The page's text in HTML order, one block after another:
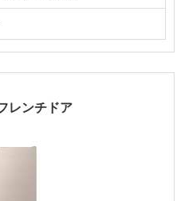
レンチドア